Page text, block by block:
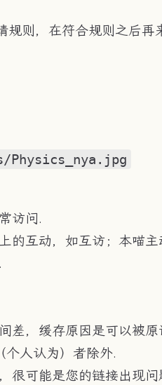
则，在符合规则之后再
Physics_nya.jpg
访问.
的互动，如互访；本喵主
差，缓存原因是可以被原
个人认为）者除外.
很可能是您的链接出现